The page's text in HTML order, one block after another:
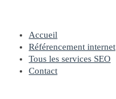
Accueil
Référencement internet
Tous les services SEO
Contact